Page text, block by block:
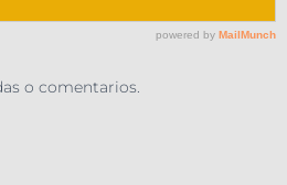
o comentarios.